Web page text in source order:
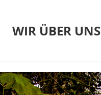
WIR ÜBER UNS